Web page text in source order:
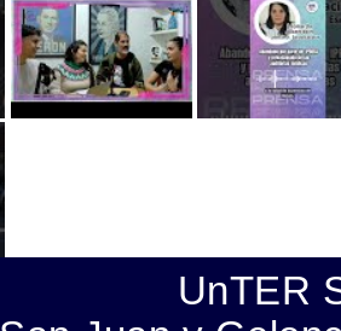
UnTER